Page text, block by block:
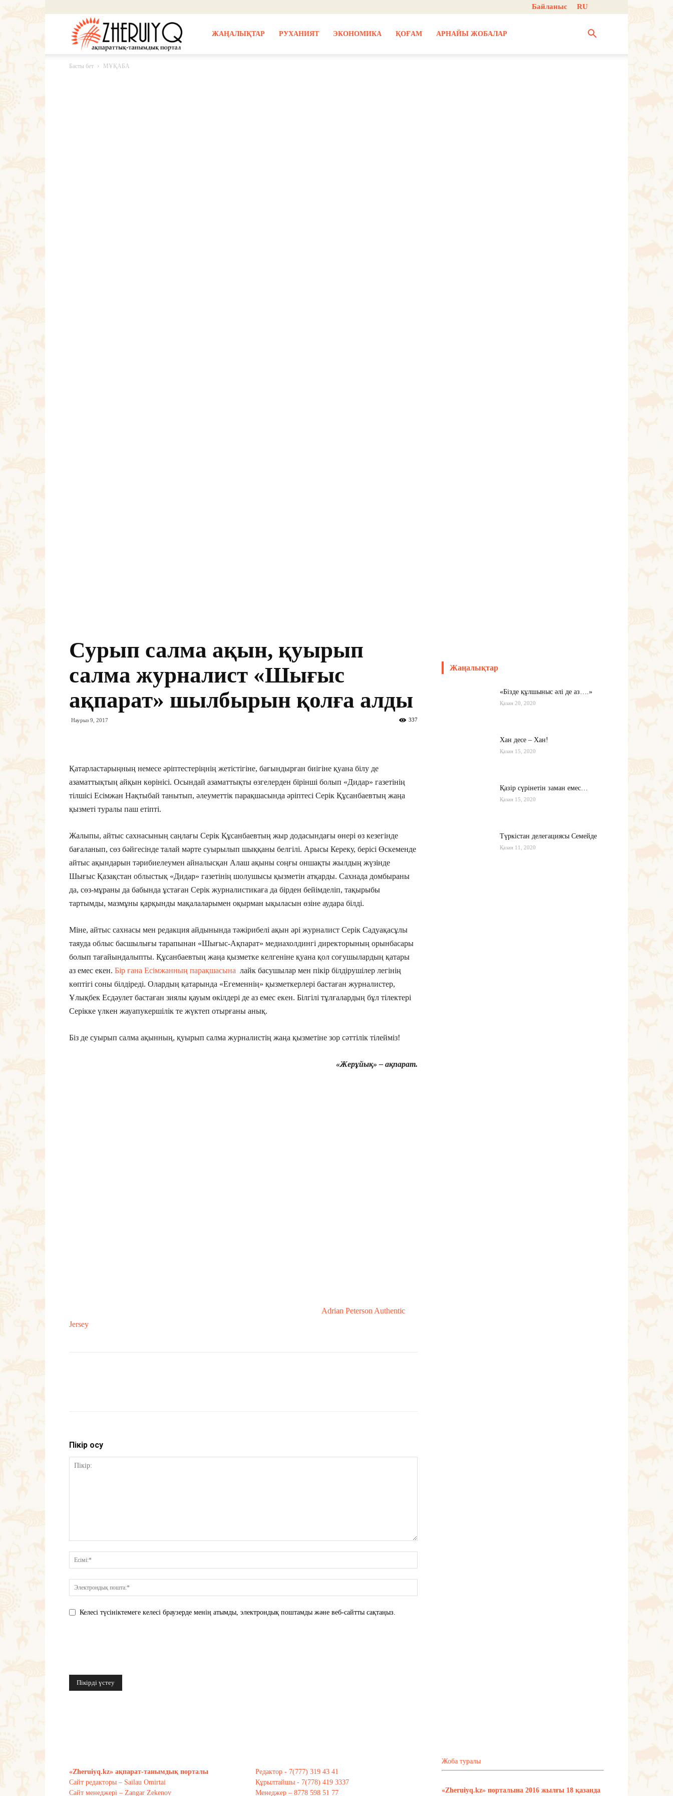
Байланыс RU
ЖАҢАЛЫҚТАР РУХАНИЯТ ЭКОНОМИКА ҚОҒАМ АРНАЙЫ ЖОБАЛАР
Басты бет МҰҚАБА
Сурып салма ақын, қуырып
салма журналист «Шығыс
ақпарат» шылбырын қолға алды
Наурыз 9, 2017 337
Қатарластарыңның немесе әріптестеріңнің жетістігіне, бағындырған биігіне қуана білу де
азаматтықтың айқын көрінісі. Осындай азаматтықты өзгелерден бірінші болып «Дидар» газетінің
тілшісі Есімжан Нақтыбай танытып, әлеуметтік парақшасында әріптесі Серік Құсанбаевтың жаңа
қызметі туралы паш етіпті.
Жалыпы, айтыс сахнасының саңлағы Серік Құсанбаевтың жыр додасындағы өнері өз кезегінде
бағаланып, сөз бәйгесінде талай мәрте суырылып шыққаны белгілі. Арысы Кереку, берісі Өскеменде
айтыс ақындарын тәрибиелеумен айналысқан Алаш ақыны соңғы оншақты жылдың жүзінде
Шығыс Қазақстан облыстық «Дидар» газетінің шолушысы қызметін атқарды. Сахнада домбыраны
да, сөз-мұраны да бабында ұстаған Серік журналистикаға да бірден бейімделіп, тақырыбы
тартымды, мазмұны қарқынды мақалаларымен оқырман ықыласын өзіне аудара білді.
Міне, айтыс сахнасы мен редакция айдынында тәжірибелі ақын әрі журналист Серік Садуақасұлы
таяуда облыс басшылығы тарапынан «Шығыс-Ақпарат» медиахолдингі директорының орынбасары
болып тағайындалыпты. Құсанбаевтың жаңа қызметке келгеніне қуана қол соғушылардың қатары
аз емес екен. Бір ғана Есімжанның парақшасына лайк басушылар мен пікір білдірушілер легінің
көптігі соны білдіреді. Олардың қатарында «Егеменнің» қызметкерлері бастаған журналистер,
Ұлықбек Есдәулет бастаған зиялы қауым өкілдері де аз емес екен. Білгілі тұлғалардың бұл тілектері
Серікке үлкен жауапукершілік те жүктеп отырғаны анық.
Біз де суырып салма ақынның, қуырып салма журналистің жаңа қызметіне зор сәттілік тілейміз!
«Жерұйық» – ақпарат.
Adrian Peterson Authentic
Jersey
Пікір қосу
Келесі түсініктемеге келесі браузерде менің атымды, электрондық поштамды және веб-сайтты сақтаңыз.
Жаңалықтар
«Бізде құлшыныс әлі де аз….»
Қазан 20, 2020
Хан десе – Хан!
Қазан 15, 2020
Қазір сүрінетін заман емес…
Қазан 15, 2020
Түркістан делегациясы Семейде
Қазан 11, 2020
«Zheruiyq.kz» ақпарат-танымдық порталы
Сайт редакторы – Sailau Omirtai
Сайт менеджері – Zangar Zekenov
Редактор - 7(777) 319 43 41
Құрылтайшы - 7(778) 419 3337
Менеджер – 8778 598 51 77
Жоба туралы
«Zheruiyq.kz» порталына 2016 жылғы 18 қазанда